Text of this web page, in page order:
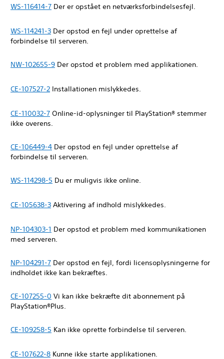
WS-116414-7 Der er opstået en netværksforbindelsesfejl.
WS-114241-3 Der opstod en fejl under oprettelse af
forbindelse til serveren.
NW-102655-9 Der opstod et problem med applikationen.
CE-107527-2 Installationen mislykkedes.
CE-110032-7 Online-id-oplysninger til PlayStation® stemmer
ikke overens.
CE-106449-4 Der opstod en fejl under oprettelse af
forbindelse til serveren.
WS-114298-5 Du er muligvis ikke online.
CE-105638-3 Aktivering af indhold mislykkedes.
NP-104303-1 Der opstod et problem med kommunikationen
med serveren.
NP-104291-7 Der opstod en fejl, fordi licensoplysningerne for
indholdet ikke kan bekræftes.
CE-107255-0 Vi kan ikke bekræfte dit abonnement på
PlayStation®Plus.
CE-109258-5 Kan ikke oprette forbindelse til serveren.
CE-107622-8 Kunne ikke starte applikationen.